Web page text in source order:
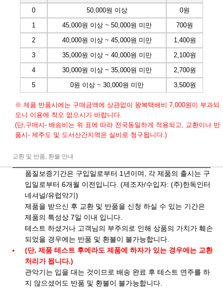
0
50,000원 이상
0원
1
45,000원 이상 ~ 50,000원 미만
700원
2
40,000원 이상 ~ 45,000원 미만
1,400원
3
35,000원 이상 ~ 40,000원 미만
2,100원
4
30,000원 이상 ~ 35,000원 미만
2,700원
5
0원 이상 ~ 30,000원 미만 3,500원
※ 제품 반품시에는 구매금액에 상관없이 왕복택배비 7,000원이 부과되
오니 이용에 착오 없으시기 바랍니다.
(단,구매시- 배송비는 위 표에 따라 전국동일하게 적용되고, 교환이나 반
품시- 제주도 및 도서산간지역은 실비로 청구됩니다.)
교환 및 반품, 환불 안내
품질보증기간은 구입일로부터 1년이며, 각 제품의 출시는 구
입일로부터 6개월 이전입니다. (제조자/수입자: (주)한독인터
네셔널/유럽악기)
제품을 받으신 후 교환 및 반품을 신청 하실 수 있는 기간은
제품의 특성상 7일 이내 입니다.
테스트 하셨거나 고객님의 부주의로 인해 상품의 가치가 훼손
되었을 경우에는 반품 및 환불이 불가능합니다.
(단, 제품 테스트 후에라도 제품에 하자가 있는 경우에는 교환
처리가 됩니다.)
관악기는 입을 대는 것이므로 배송 완료 후 테스트 연주를 하
지 않으셨어도 반품 및 환불이 불가능합니다.